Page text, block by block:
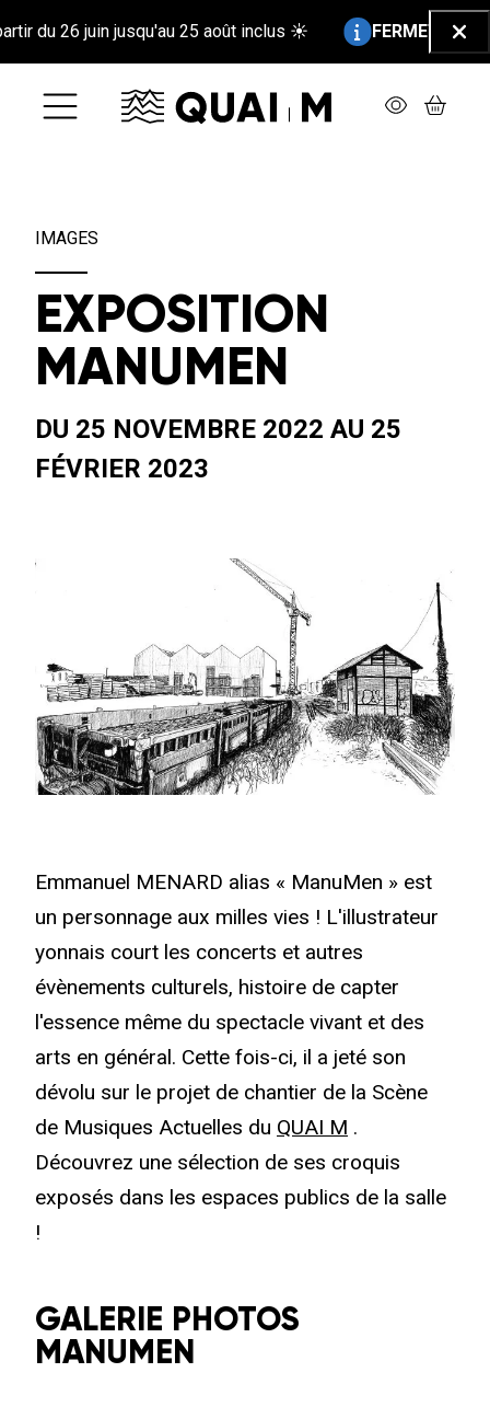
26 juin jusqu'au 25 août inclus ☀️
Information :
FERMETURE
IMAGES
EXPOSITION
MANUMEN
DU 25 NOVEMBRE 2022 AU 25
FÉVRIER 2023
Emmanuel MENARD alias « ManuMen » est
un personnage aux milles vies ! L'illustrateur
yonnais court les concerts et autres
évènements culturels, histoire de capter
l'essence même du spectacle vivant et des
arts en général. Cette fois-ci, il a jeté son
dévolu sur le projet de chantier de la Scène
de Musiques Actuelles du QUAI M .
Découvrez une sélection de ses croquis
exposés dans les espaces publics de la salle
!
GALERIE PHOTOS
MANUMEN